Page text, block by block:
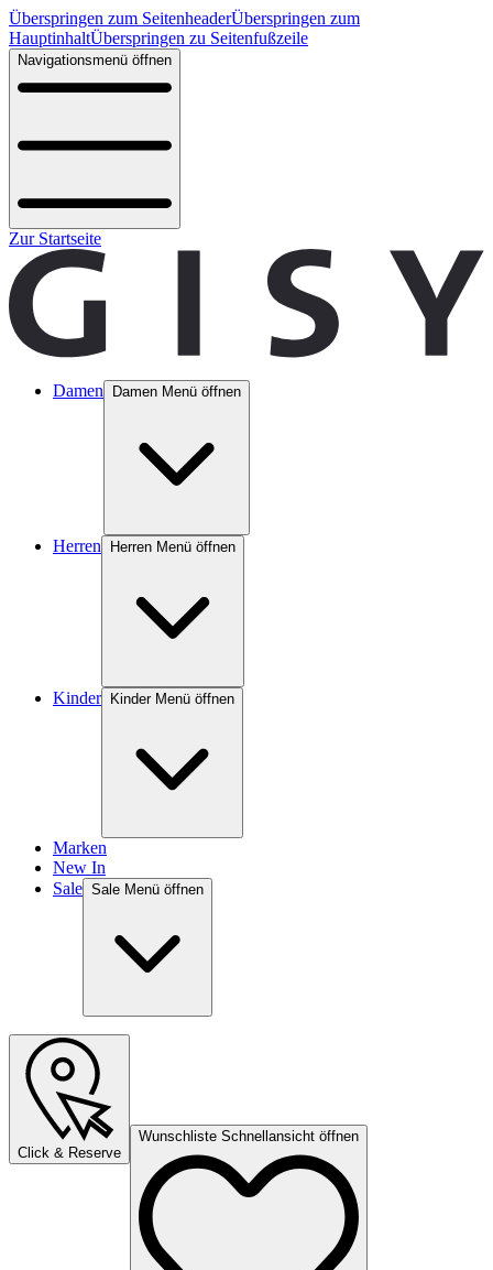
Überspringen zum SeitenheaderÜberspringen zum
HauptinhaltÜberspringen zu Seitenfußzeile
Navigationsmenü öffnen
Zur Startseite
Damen Damen Menü öffnen
Herren Herren Menü öffnen
Kinder Kinder Menü öffnen
Marken
New In
Sale Sale Menü öffnen
Click & Reserve
Wunschliste Schnellansicht öffnen